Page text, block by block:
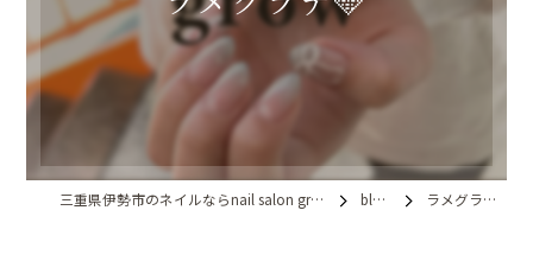
三重県伊勢市のネイルならnail salon grow blog ラメグラデ🩵